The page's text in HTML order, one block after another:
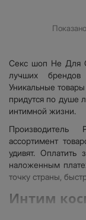
Секс шоп Не Для
лучших брендов
Уникальные
придутся по душе
интимной жизни.
Производитель
ассортимент
удивят.
наложенным
точку страны,
Интим